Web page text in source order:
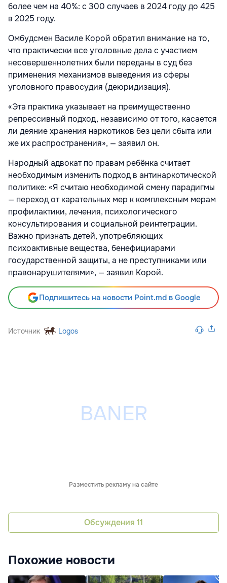
более чем на 40%: с 300 случаев в 2024 году до 425
в 2025 году.
Омбудсмен Василе Корой обратил внимание на то,
что практически все уголовные дела с участием
несовершеннолетних были переданы в суд без
применения механизмов выведения из сферы
уголовного правосудия (деюридизация).
«Эта практика указывает на преимущественно
репрессивный подход, независимо от того, касается
ли деяние хранения наркотиков без цели сбыта или
же их распространения», — заявил он.
Народный адвокат по правам ребёнка считает
необходимым изменить подход в антинаркотической
политике: «Я считаю необходимой смену парадигмы
— переход от карательных мер к комплексным мерам
профилактики, лечения, психологического
консультирования и социальной реинтеграции.
Важно признать детей, употребляющих
психоактивные вещества, бенефициарами
государственной защиты, а не преступниками или
правонарушителями», — заявил Корой.
Подпишитесь на новости Point.md в Google
Источник Logos
Разместить рекламу на сайте
Обсуждения 11
Похожие новости